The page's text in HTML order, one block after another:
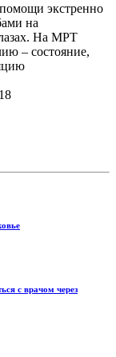
экстренно
на
На МРТ
– состояние,
с врачом через